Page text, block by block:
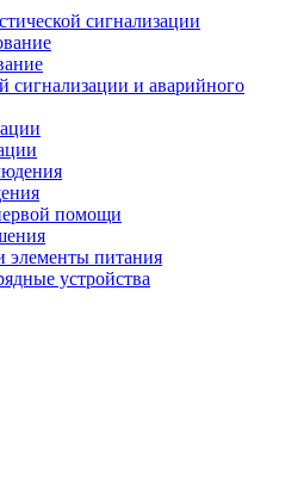
сигнализации
и аварийного
помощи
элементы питания
устройства